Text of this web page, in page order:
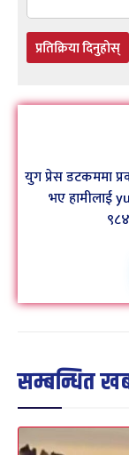
प्रतिक्रिया दिनुहोस्
युग प्रेस डटकममा
भए हामीलाई
सम्बन्धित